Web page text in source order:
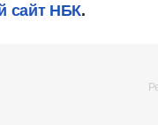
сайт НБК.